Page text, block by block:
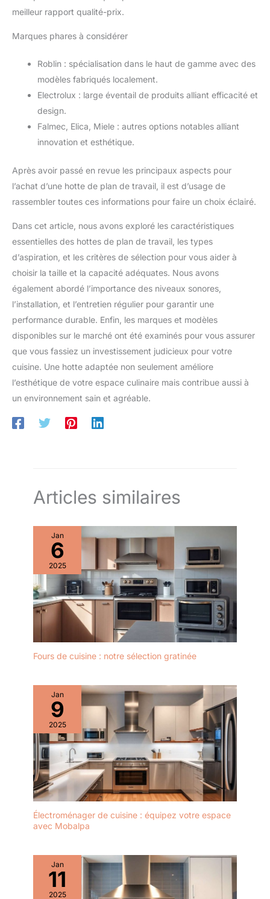
meilleur rapport qualité-prix.
Marques phares à considérer
Roblin : spécialisation dans le haut de gamme avec des
modèles fabriqués localement.
Electrolux : large éventail de produits alliant efficacité et
design.
Falmec, Elica, Miele : autres options notables alliant
innovation et esthétique.
Après avoir passé en revue les principaux aspects pour
l’achat d’une hotte de plan de travail, il est d’usage de
rassembler toutes ces informations pour faire un choix éclairé.
Dans cet article, nous avons exploré les caractéristiques
essentielles des hottes de plan de travail, les types
d’aspiration, et les critères de sélection pour vous aider à
choisir la taille et la capacité adéquates. Nous avons
également abordé l’importance des niveaux sonores,
l’installation, et l’entretien régulier pour garantir une
performance durable. Enfin, les marques et modèles
disponibles sur le marché ont été examinés pour vous assurer
que vous fassiez un investissement judicieux pour votre
cuisine. Une hotte adaptée non seulement améliore
l’esthétique de votre espace culinaire mais contribue aussi à
un environnement sain et agréable.
Articles similaires
Jan
6
2025
Fours de cuisine : notre sélection gratinée
Jan
9
2025
Électroménager de cuisine : équipez votre espace
avec Mobalpa
Jan
11
2025